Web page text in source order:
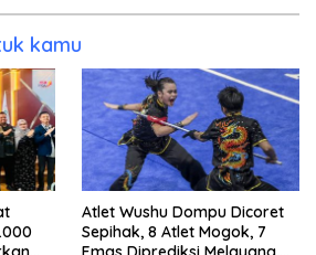
kamu
Atlet Wushu Dompu Dicoret
Sepihak, 8 Atlet Mogok, 7